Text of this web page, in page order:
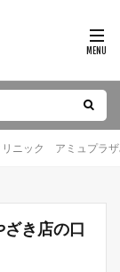
リニック アミュプラ
き店の口